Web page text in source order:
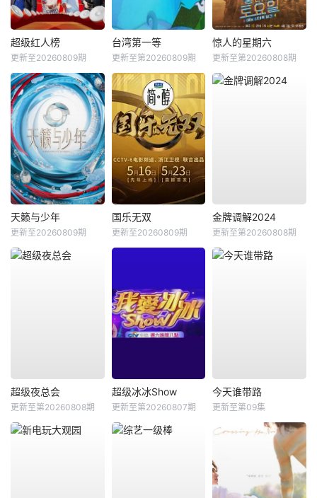
超级红人榜
更新至20260809期
台湾第一等
更新至第20260809期
惊人的星期六
更新至第20260808期
天籁与少年
更新至20260809期
国乐无双
更新至20260809期
金牌调解2024
更新至第20260808期
超级夜总会
更新至第20260808期
超级冰冰Show
更新至第20260807期
今天谁带路
更新至第09集